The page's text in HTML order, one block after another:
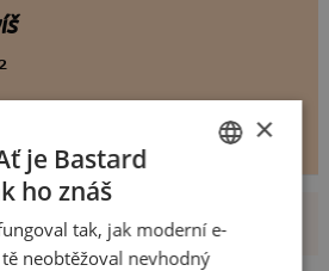
OD DECARABIA
SLOVAK
×
je Bastard
ho znáš
tak, jak moderní e-
neobtěžoval nevhodný